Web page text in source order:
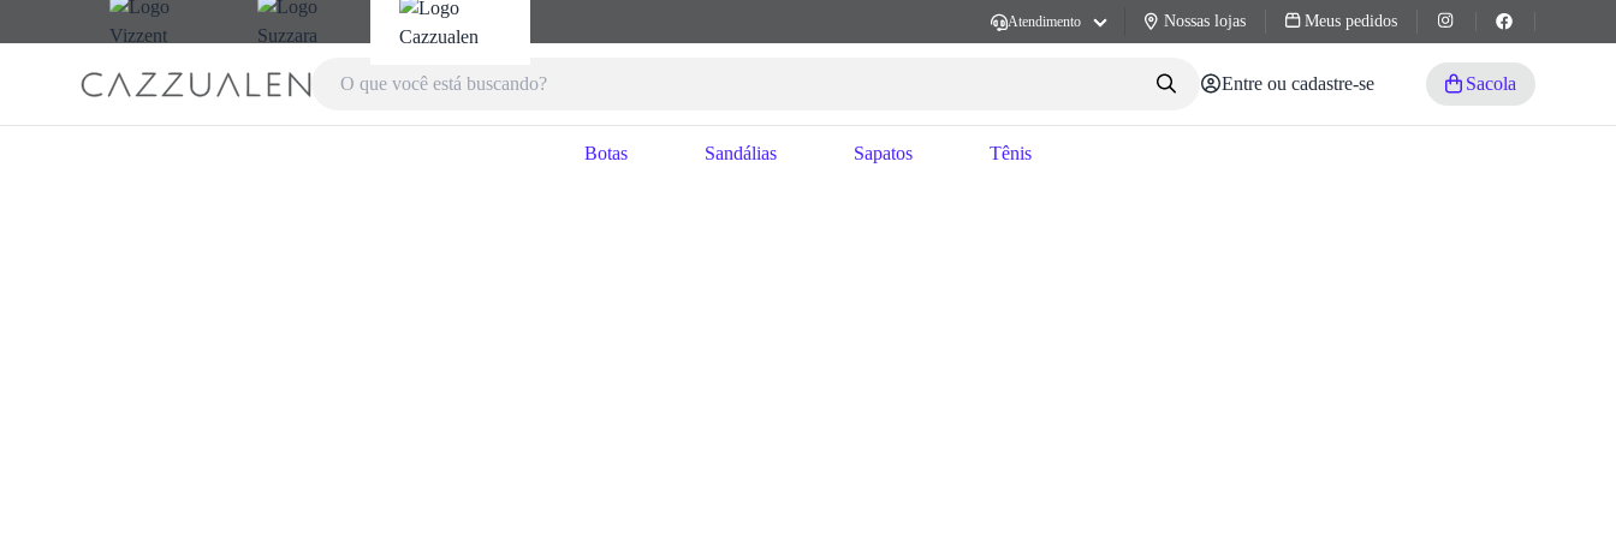
Atendimento Nossas lojas Meus pedidos
Entre ou cadastre-se Sacola
Botas Sandálias Sapatos Tênis